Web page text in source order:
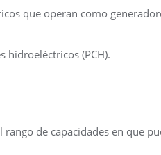
que operan como
hidroeléctricos (PCH).
de capacidades en que